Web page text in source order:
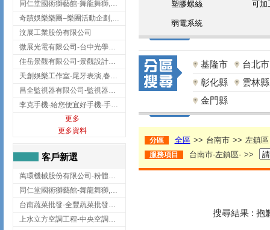
同仁堂國術獅藝館-舞龍舞獅,台中舞龍舞獅
奇蹟娛樂樂團–樂團活動企劃,台中樂團表演,台中婚禮樂團
汶展工業股份有限公司
微展光電有限公司-台中光學鍍膜,optical filter taiwan,台灣光學鍍膜
佳岳景觀有限公司-景觀設計公司,台北景觀設計,台北景觀工程,中山區景觀設計
天創娛樂工作室-尾牙表演,春酒表演,板橋尾牙表演
昌全監視器有限公司-監視器安裝,高雄監視器安裝,鳳山區監視器安裝
李克手機-給您便宜好手機-手機收購,屏東手機收購
更多
更多資料
客戶新選
萬環機械股份有限公司-粉體塗裝設備,輸送機,輸送機設備,台南輸送機
同仁堂國術獅藝館-舞龍舞獅,台中舞龍舞獅
台南蔬菜批發-全豐蔬菜批發專送/台南蔬菜箱宅配到府
上水立方空調工程-中央空調規劃,台北中央空調規劃
塑膠螺絲 可加
弱電系統
基隆市
台北市
彰化縣
雲林縣
金門縣
分區 全區 >> 台南市 >> 左鎮區
服務項目 台南市-左鎮區- >>
搜尋結果 : 抱